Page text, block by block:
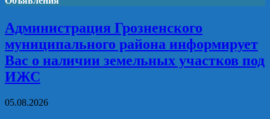
Администрация Грозненского
муниципального района информирует
Вас о наличии земельных участков под
ИЖС
05.08.2026